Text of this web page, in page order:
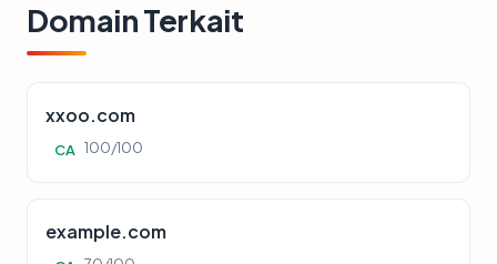
Domain Terkait
xxoo.com
CA 100/100
example.com